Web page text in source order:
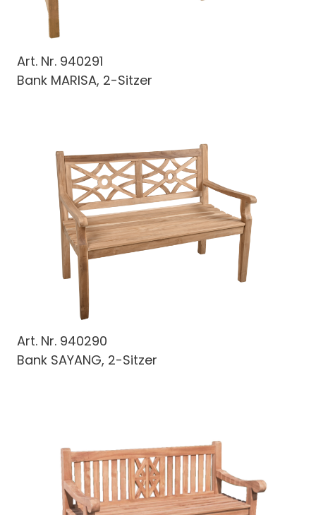
Art. Nr. 940291
Bank MARISA, 2-Sitzer
Art. Nr. 940290
Bank SAYANG, 2-Sitzer